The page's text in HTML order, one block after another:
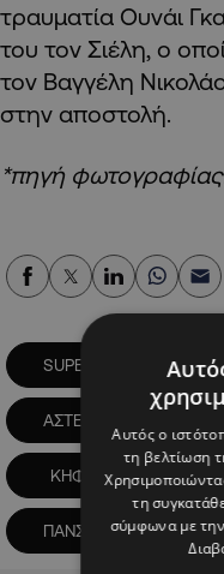
τραυματία Ουνάι
του τον Σιέλη, ο
τον Βαγγέλη
στην αποστολή.
*πηγή
SUPER LEAGUE
ΑΣΤΕΡΑΣ ΤΡΙΠΟΛΗΣ
ΚΗΦΙΣΙΑ
ΠΑΝΣΕΡΡΑΙΚΟΣ
Αυτός ο
τη βελτίωση
τη
σύμφωνα με την